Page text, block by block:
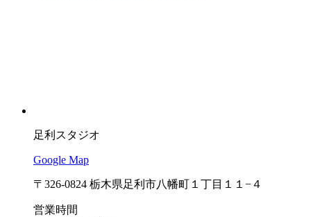
足利スタジオ
Google Map
〒326-0824 栃木県足利市八幡町１丁目１１−４
営業時間